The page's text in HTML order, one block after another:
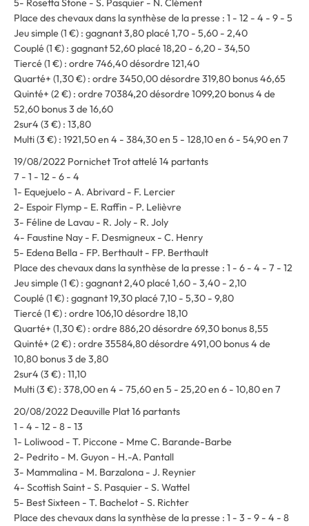
5- Rosetta Stone - S. Pasquier - N. Clément
Place des chevaux dans la synthèse de la presse : 1 - 12 - 4 - 9 - 5
Jeu simple (1 €) : gagnant 3,80 placé 1,70 - 5,60 - 2,40
Couplé (1 €) : gagnant 52,60 placé 18,20 - 6,20 - 34,50
Tiercé (1 €) : ordre 746,40 désordre 121,40
Quarté+ (1,30 €) : ordre 3450,00 désordre 319,80 bonus 46,65
Quinté+ (2 €) : ordre 70384,20 désordre 1099,20 bonus 4 de
52,60 bonus 3 de 16,60
2sur4 (3 €) : 13,80
Multi (3 €) : 1921,50 en 4 - 384,30 en 5 - 128,10 en 6 - 54,90 en 7
19/08/2022 Pornichet Trot attelé 14 partants
7 - 1 - 12 - 6 - 4
1- Equejuelo - A. Abrivard - F. Lercier
2- Espoir Flymp - E. Raffin - P. Lelièvre
3- Féline de Lavau - R. Joly - R. Joly
4- Faustine Nay - F. Desmigneux - C. Henry
5- Edena Bella - FP. Berthault - FP. Berthault
Place des chevaux dans la synthèse de la presse : 1 - 6 - 4 - 7 - 12
Jeu simple (1 €) : gagnant 2,40 placé 1,60 - 3,40 - 2,10
Couplé (1 €) : gagnant 19,30 placé 7,10 - 5,30 - 9,80
Tiercé (1 €) : ordre 106,10 désordre 18,10
Quarté+ (1,30 €) : ordre 886,20 désordre 69,30 bonus 8,55
Quinté+ (2 €) : ordre 35584,80 désordre 491,00 bonus 4 de
10,80 bonus 3 de 3,80
2sur4 (3 €) : 11,10
Multi (3 €) : 378,00 en 4 - 75,60 en 5 - 25,20 en 6 - 10,80 en 7
20/08/2022 Deauville Plat 16 partants
1 - 4 - 12 - 8 - 13
1- Loliwood - T. Piccone - Mme C. Barande-Barbe
2- Pedrito - M. Guyon - H.-A. Pantall
3- Mammalina - M. Barzalona - J. Reynier
4- Scottish Saint - S. Pasquier - S. Wattel
5- Best Sixteen - T. Bachelot - S. Richter
Place des chevaux dans la synthèse de la presse : 1 - 3 - 9 - 4 - 8